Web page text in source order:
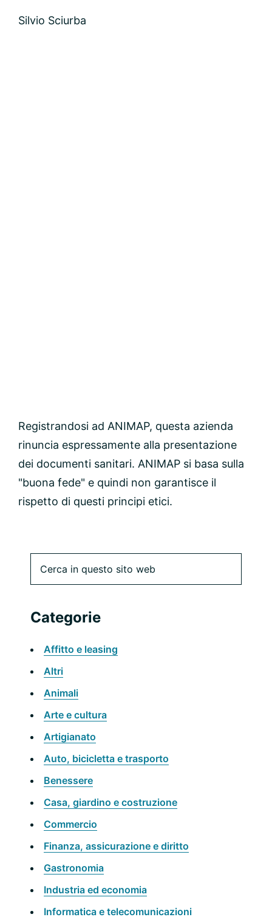
Silvio Sciurba
Registrandosi ad ANIMAP, questa azienda
rinuncia espressamente alla presentazione
dei documenti sanitari. ANIMAP si basa sulla
"buona fede" e quindi non garantisce il
rispetto di questi principi etici.
Barra
laterale
primaria
web
Categorie
Affitto e leasing
Altri
Animali
Arte e cultura
Artigianato
Auto, bicicletta e trasporto
Benessere
Casa, giardino e costruzione
Commercio
Finanza, assicurazione e diritto
Gastronomia
Industria ed economia
Informatica e telecomunicazioni